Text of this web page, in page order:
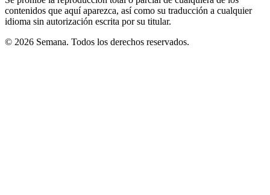
contenidos que aquí aparezca, así como su traducción a cualquier
idioma sin autorización escrita por su titular.
© 2026 Semana. Todos los derechos reservados.